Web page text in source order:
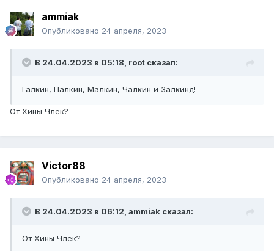
ammiak
Опубликовано 24 апреля, 2023
В 24.04.2023 в 05:18, root сказал:
Галкин, Палкин, Малкин, Чалкин и Залкинд!
От Хины Члек?
Victor88
Опубликовано 24 апреля, 2023
В 24.04.2023 в 06:12, ammiak сказал:
От Хины Члек?